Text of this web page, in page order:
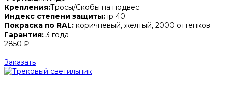
Крепления:Тросы/Скобы на подвес
Индекс степени защиты: ip 40
Покраска по RAL: коричневый, желтый, 2000 оттенков
Гарантия:3 года
2850 ₽
Заказать